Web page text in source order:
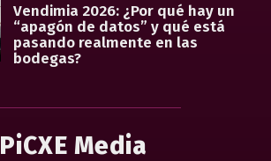
Vendimia 2026: ¿Por qué hay un
“apagón de datos” y qué está
pasando realmente en las
bodegas?
PiCXE Media